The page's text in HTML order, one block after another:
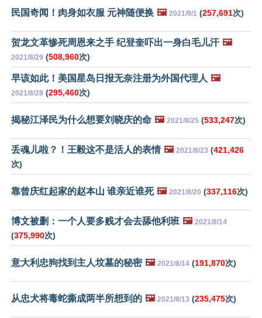
民国奇闻！肉身如衣服 元神随便换 🖼️ 2021/9/1 (257,691次)
贺龙文革惨死周恩来之手 纪登奎吓出一身白毛儿汗 🖼️
2021/8/29 (508,960次)
早该如此！美国星岛日报无奈注册为外国代理人 🖼️
2021/8/28 (295,460次)
揭秘江泽民为什么想要刘晓庆的命 🖼️ 2021/8/25 (533,247次)
丢魂儿啦？！王毅这不是活人的表情 🖼️ 2021/8/23 (421,426
次)
靠曾庆红起家的赵本山 谁亲近谁死 🖼️ 2021/8/20 (337,116次)
博文被删：一个人要多贱才会去舔他利班 🖼️ 2021/8/14
(375,990次)
意大利忠狗找到主人坟墓的秘密 🖼️ 2021/8/14 (191,870次)
从忠犬将毒蛇撕成两半所想到的 🖼️ 2021/8/13 (235,475次)